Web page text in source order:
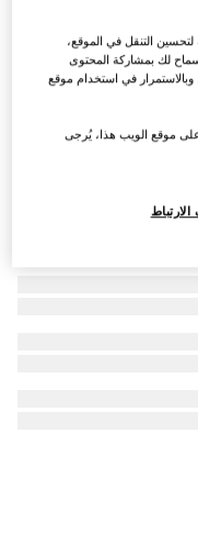
لتحسين التنقل في الموقع،
لك بمشاركة المحتوى
في استخدام موقع
موقع الويب هذا، يُرجى